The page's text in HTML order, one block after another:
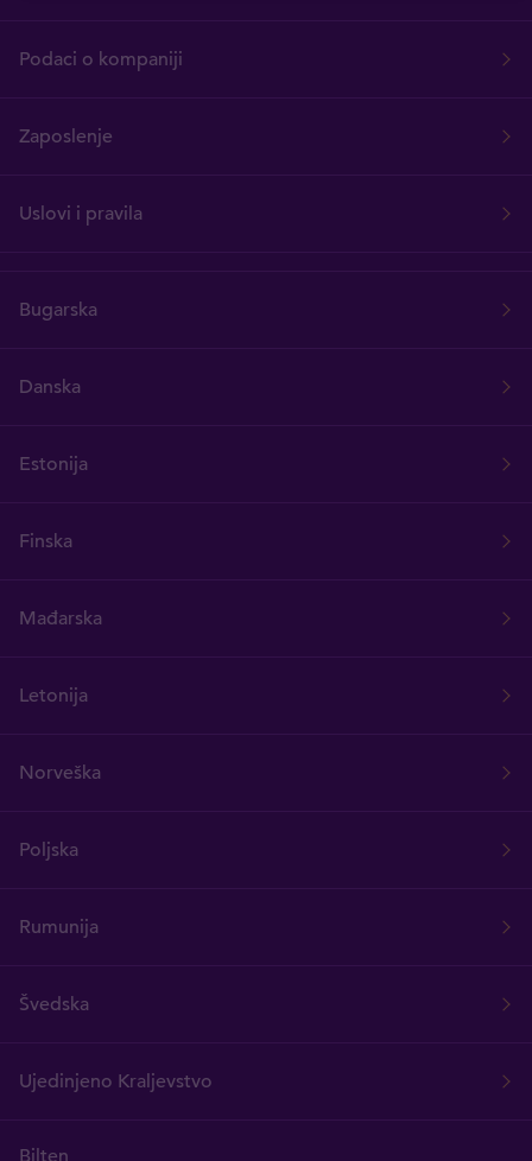
Podaci o kompaniji
Zaposlenje
Uslovi i pravila
Bugarska
Danska
Estonija
Finska
Mađarska
Letonija
Norveška
Poljska
Rumunija
Švedska
Ujedinjeno Kraljevstvo